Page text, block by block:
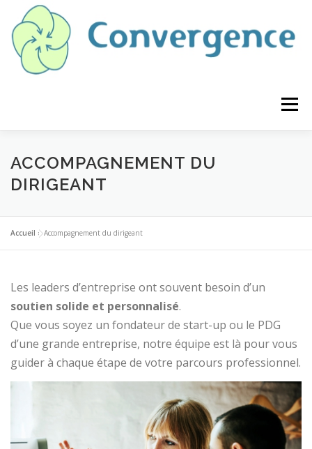
contenu
Menu
QUI SOMMES NOUS ?
DIRECTION PROJET / AMOA
ACCOMPAGNEMENT DU
DIRIGEANT
Accueil »Accompagnement du dirigeant
Les leaders d’entreprise ont souvent besoin d’un
soutien solide et personnalisé.
Que vous soyez un fondateur de start-up ou le PDG
d’une grande entreprise, notre équipe est là pour vous
guider à chaque étape de votre parcours professionnel.